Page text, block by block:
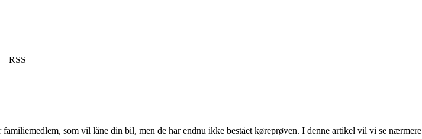
RSS
som vil låne din bil, men de har endnu ikke bestået køreprøven. I denne artikel vil vi se nærmere